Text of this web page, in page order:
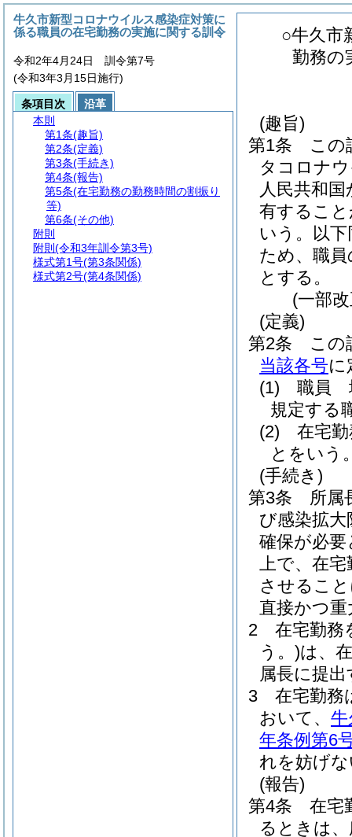
○牛久市
勤務の
(趣旨)
第1条
この
タコロナ
人民共和
有するこ
いう。以下
ため、職
とする。
(一部
(定義)
第2条
この
当該各号に
(1)
職員
規定する
(2)
在宅
とをいう
(手続き)
第3条
所属
び感染拡
確保が必
上で、在
させるこ
直接かつ
2
在宅勤務
う。)は、
属長に提
3
在宅勤務
おいて、 牛
年条例第6
れを妨げ
(報告)
第4条
在宅
るときは
牛久市新型コロナウイルス感染症対策に
係る職員の在宅勤務の実施に関する訓令
令和2年4月24日 訓令第7号
(令和3年3月15日施行)
条項目次
沿革
本則
第1条(趣旨)
第2条(定義)
第3条(手続き)
第4条(報告)
第5条(在宅勤務の勤務時間の割振り
等)
第6条(その他)
附則
附則 (令和3年訓令第3号)
様式第1号(第3条関係)
様式第2号(第4条関係)